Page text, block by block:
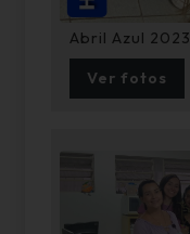
Abril Azul 2023
Ver fotos